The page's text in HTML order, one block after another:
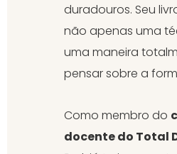
duradouros. Seu
não apenas uma
uma maneira
pensar sobre a
Como membro do
docente do Total